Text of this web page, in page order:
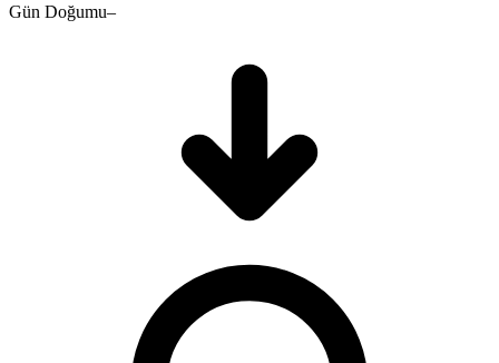
Gün Doğumu–